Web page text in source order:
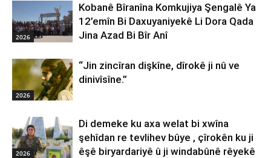
2026
Kobanê Bîranîna Komkujiya Şengalê Ya
12’emîn Bi Daxuyaniyekê Li Dora Qada
Jina Azad Bi Bîr Anî
2026
“Jin zincîran dişkîne, dîrokê ji nû ve
dinivîsîne.”
2026
Di demeke ku axa welat bi xwîna
şehîdan re tevlihev bûye , çîrokên ku ji
êşê biryardariyê û ji windabûnê rêyekê